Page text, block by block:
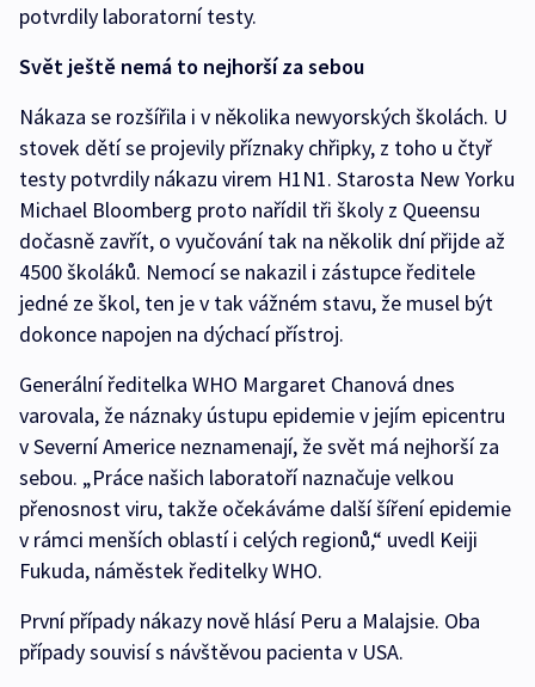
potvrdily laboratorní testy.
Svět ještě nemá to nejhorší za sebou
Nákaza se rozšířila i v několika newyorských školách. U
stovek dětí se projevily příznaky chřipky, z toho u čtyř
testy potvrdily nákazu virem H1N1. Starosta New Yorku
Michael Bloomberg proto nařídil tři školy z Queensu
dočasně zavřít, o vyučování tak na několik dní přijde až
4500 školáků. Nemocí se nakazil i zástupce ředitele
jedné ze škol, ten je v tak vážném stavu, že musel být
dokonce napojen na dýchací přístroj.
Generální ředitelka WHO Margaret Chanová dnes
varovala, že náznaky ústupu epidemie v jejím epicentru
v Severní Americe neznamenají, že svět má nejhorší za
sebou. „Práce našich laboratoří naznačuje velkou
přenosnost viru, takže očekáváme další šíření epidemie
v rámci menších oblastí i celých regionů,“ uvedl Keiji
Fukuda, náměstek ředitelky WHO.
První případy nákazy nově hlásí Peru a Malajsie. Oba
případy souvisí s návštěvou pacienta v USA.